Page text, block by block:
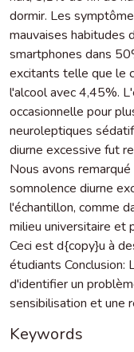
dormir. Les
mauvaises habitudes
smartphones dans
excitants telle que le
l'alcool avec 4,45%.
occasionnelle pour
neuroleptiques
diurne excessive fut
Nous avons
somnolence diurne
l'échantillon, comme
milieu universitaire et
Ceci est d{copy}u à
étudiants
d'identifier un
sensibilisation et une
Keywords